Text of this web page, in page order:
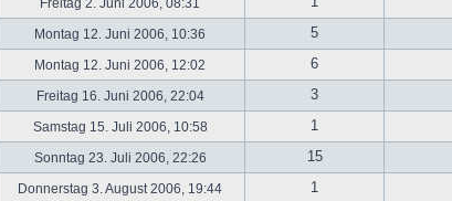
Montag 12. Juni 2006, 10:36
5
Montag 12. Juni 2006, 12:02
6
Freitag 16. Juni 2006, 22:04
3
Samstag 15. Juli 2006, 10:58
1
Sonntag 23. Juli 2006, 22:26
15
Donnerstag 3. August 2006, 19:44 1